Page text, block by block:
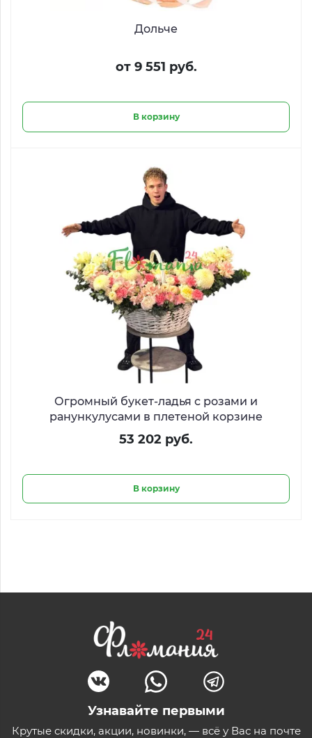
Дольче
от 9 551 руб.
В корзину
Огромный букет-ладья с розами и
ранункулусами в плетеной корзине
53 202 руб.
В корзину
Узнавайте первыми
Крутые скидки, акции, новинки, — всё у Вас на почте